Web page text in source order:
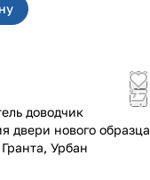
доводчик
двери нового образца
задний на Гранта, Урбан